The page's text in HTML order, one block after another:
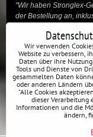
"Wir haben Stronglex-
der Bestellung an,
josef helmich
★★★★★
"Hier gibt es viele
egal ob Profi oder für
Wir verwenden
Website zu verbessern,
Daten über ihre
Tools und Dienste von
gesammelten Daten
oder anderen Ländern
"Alle Cookies
dieser
Informationen und die
ändern,